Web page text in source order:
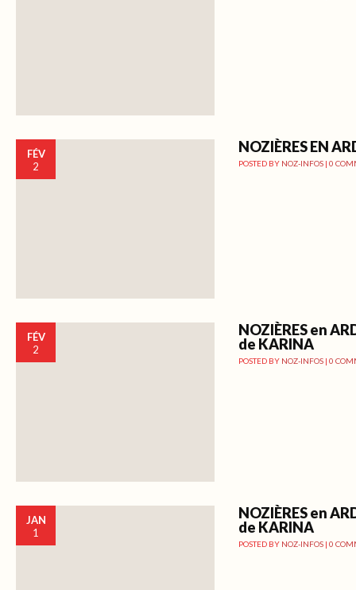
FÉV
2
NOZIÈRES EN
POSTED BY NOZ-INFOS | 0
FÉV
2
NOZIÈRES en
de KARINA
POSTED BY NOZ-INFOS | 0
JAN
1
NOZIÈRES en
de KARINA
POSTED BY NOZ-INFOS | 0